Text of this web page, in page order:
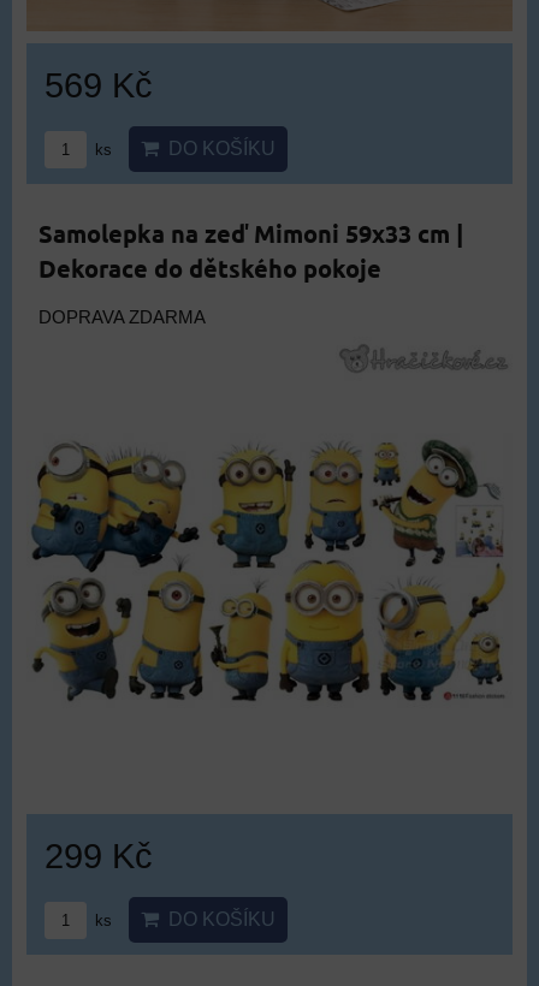
569 Kč
ks DO KOŠÍKU
Samolepka na zeď Mimoni 59x33 cm |
Dekorace do dětského pokoje
DOPRAVA ZDARMA
299 Kč
ks DO KOŠÍKU